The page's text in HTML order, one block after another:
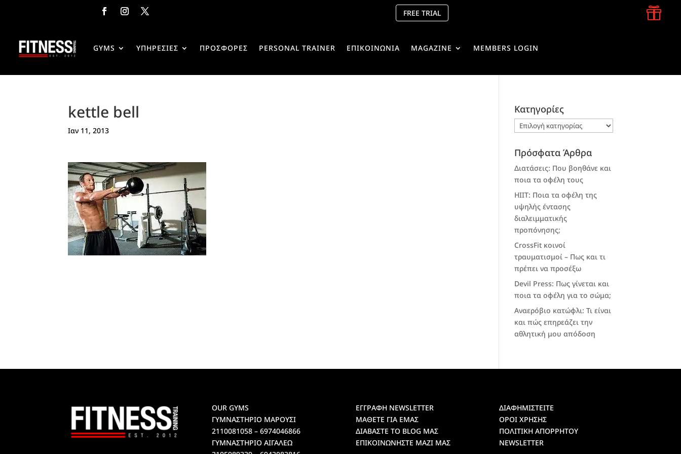
FREE TRIAL 
GYMS ΥΠΗΡΕΣΙΕΣ ΠΡΟΣΦΟΡΕΣ PERSONAL TRAINER ΕΠΙΚΟΙΝΩΝΙΑ MAGAZINE MEMBERS LOGIN
kettle bell
Ιαν 11, 2013
Kατηγορίες
Kατηγορίες
Πρόσφατα Άρθρα
Διατάσεις: Που βοηθάνε και
ποια τα οφέλη τους
HIIT: Ποια τα οφέλη της
υψηλής έντασης
διαλειμματικής
προπόνησης;
CrossFit κοινοί
τραυματισμοί – Πως και τι
πρέπει να προσέξω
Devil Press: Πως γίνεται και
ποια τα οφέλη για το σώμα;
Αναερόβιο κατώφλι: Τι είναι
και πώς επηρεάζει την
αθλητική μου απόδοση
OUR GYMS
ΓΥΜΝΑΣΤΗΡΙΟ ΜΑΡΟΥΣΙ
2110081058 – 6974046866
ΓΥΜΝΑΣΤΗΡΙΟ ΑΙΓΑΛΕΩ
ΕΓΓΡΑΦΗ NEWSLETTER
ΜΑΘΕΤΕ ΓΙΑ ΕΜΑΣ
ΔΙΑΒΑΣΤΕ ΤΟ BLOG ΜΑΣ
ΕΠΙΚΟΙΝΩΝΗΣΤΕ ΜΑΖΙ ΜΑΣ
ΔΙΑΦΗΜΙΣΤΕΙΤΕ
ΟΡΟΙ ΧΡΗΣΗΣ
ΠΟΛΙΤΙΚΗ ΑΠΟΡΡΗΤΟΥ
NEWSLETTER